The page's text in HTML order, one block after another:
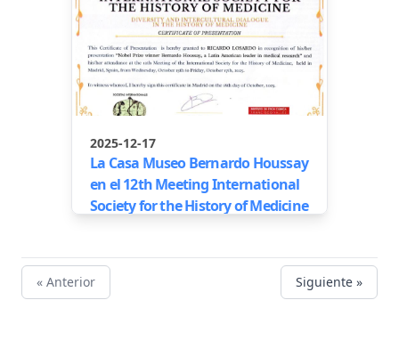
2025-12-17
La Casa Museo Bernardo Houssay
en el 12th Meeting International
Society for the History of Medicine
« Anterior Siguiente »